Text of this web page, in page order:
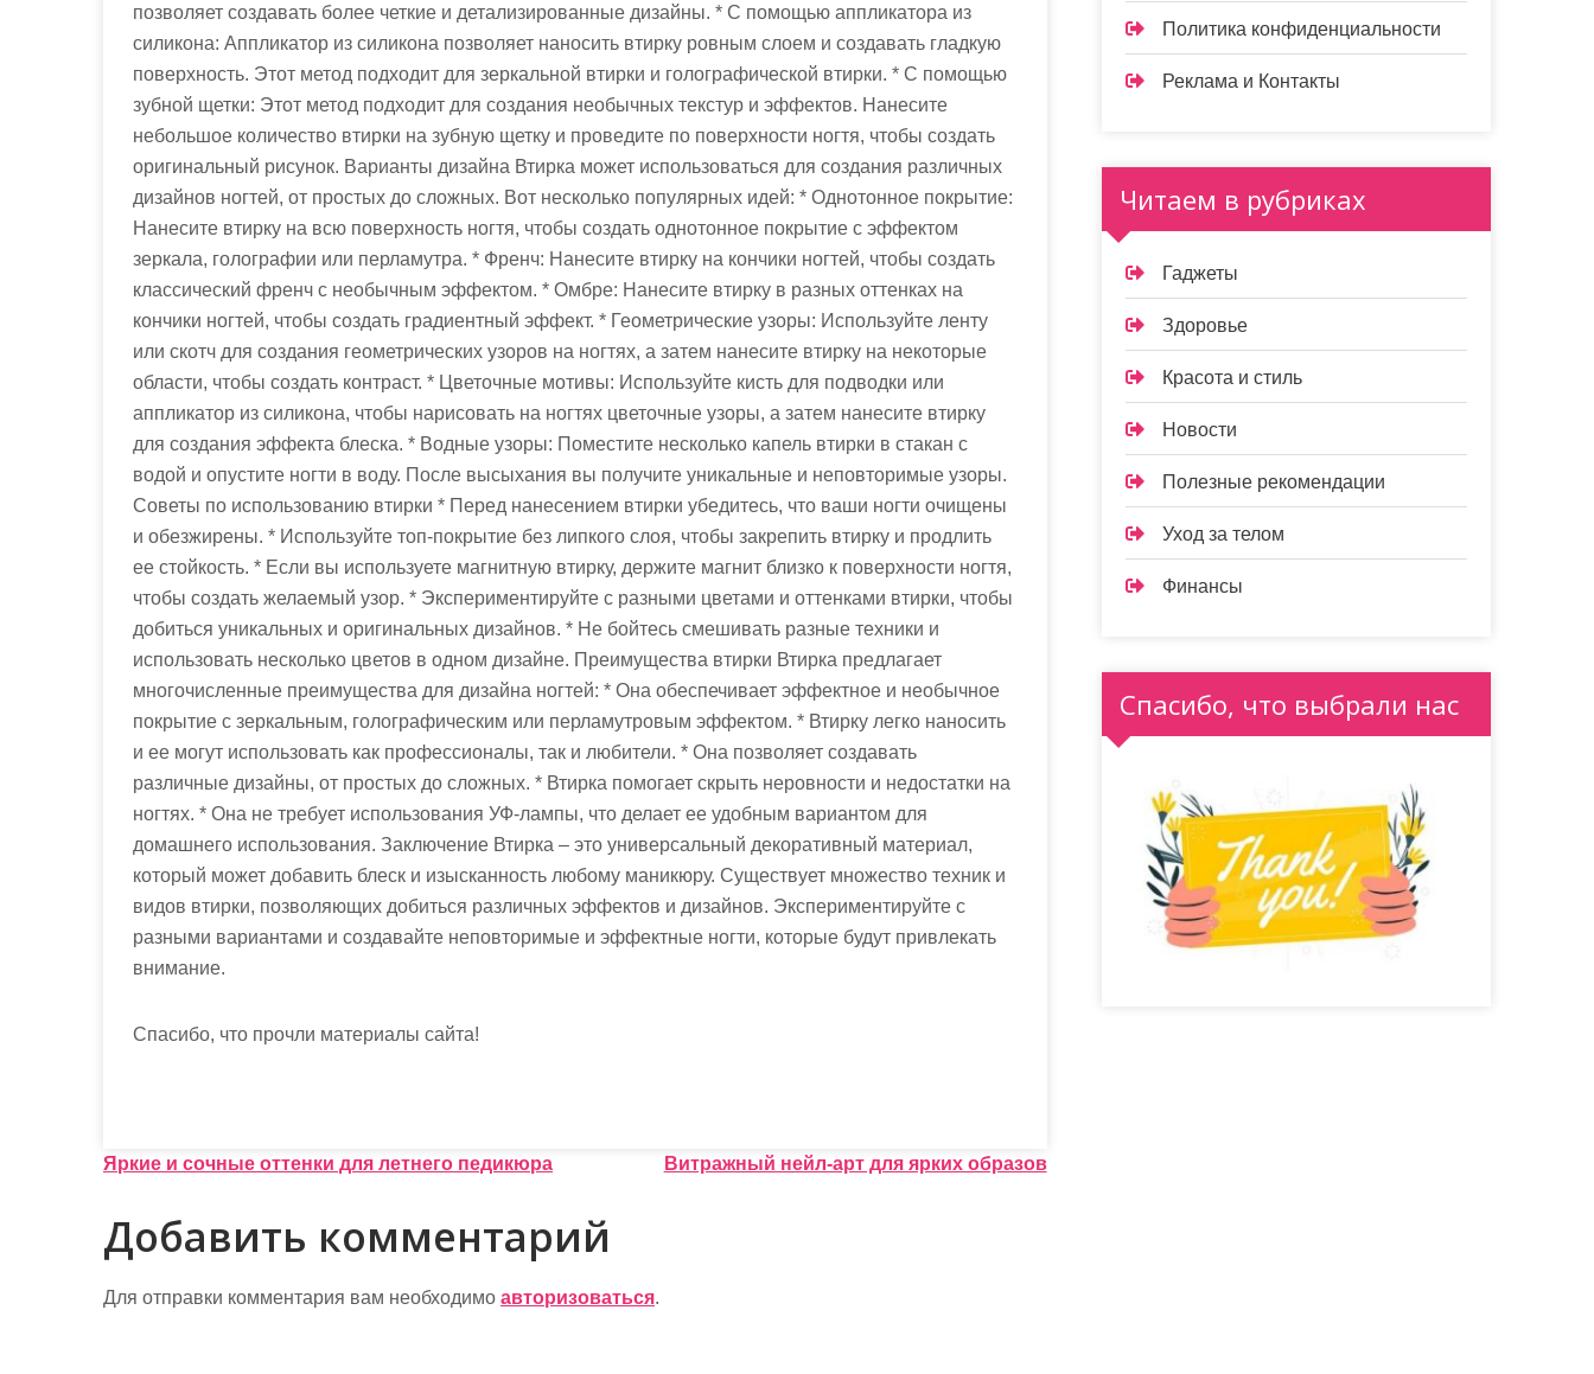
позволяет создавать более четкие и детализированные дизайны. * С помощью аппликатора из
силикона: Аппликатор из силикона позволяет наносить втирку ровным слоем и создавать гладкую
поверхность. Этот метод подходит для зеркальной втирки и голографической втирки. * С помощью
зубной щетки: Этот метод подходит для создания необычных текстур и эффектов. Нанесите
небольшое количество втирки на зубную щетку и проведите по поверхности ногтя, чтобы создать
оригинальный рисунок. Варианты дизайна Втирка может использоваться для создания различных
дизайнов ногтей, от простых до сложных. Вот несколько популярных идей: * Однотонное покрытие:
Нанесите втирку на всю поверхность ногтя, чтобы создать однотонное покрытие с эффектом
зеркала, голографии или перламутра. * Френч: Нанесите втирку на кончики ногтей, чтобы создать
классический френч с необычным эффектом. * Омбре: Нанесите втирку в разных оттенках на
кончики ногтей, чтобы создать градиентный эффект. * Геометрические узоры: Используйте ленту
или скотч для создания геометрических узоров на ногтях, а затем нанесите втирку на некоторые
области, чтобы создать контраст. * Цветочные мотивы: Используйте кисть для подводки или
аппликатор из силикона, чтобы нарисовать на ногтях цветочные узоры, а затем нанесите втирку
для создания эффекта блеска. * Водные узоры: Поместите несколько капель втирки в стакан с
водой и опустите ногти в воду. После высыхания вы получите уникальные и неповторимые узоры.
Советы по использованию втирки * Перед нанесением втирки убедитесь, что ваши ногти очищены
и обезжирены. * Используйте топ-покрытие без липкого слоя, чтобы закрепить втирку и продлить
ее стойкость. * Если вы используете магнитную втирку, держите магнит близко к поверхности ногтя,
чтобы создать желаемый узор. * Экспериментируйте с разными цветами и оттенками втирки, чтобы
добиться уникальных и оригинальных дизайнов. * Не бойтесь смешивать разные техники и
использовать несколько цветов в одном дизайне. Преимущества втирки Втирка предлагает
многочисленные преимущества для дизайна ногтей: * Она обеспечивает эффектное и необычное
покрытие с зеркальным, голографическим или перламутровым эффектом. * Втирку легко наносить
и ее могут использовать как профессионалы, так и любители. * Она позволяет создавать
различные дизайны, от простых до сложных. * Втирка помогает скрыть неровности и недостатки на
ногтях. * Она не требует использования УФ-лампы, что делает ее удобным вариантом для
домашнего использования. Заключение Втирка – это универсальный декоративный материал,
который может добавить блеск и изысканность любому маникюру. Существует множество техник и
видов втирки, позволяющих добиться различных эффектов и дизайнов. Экспериментируйте с
разными вариантами и создавайте неповторимые и эффектные ногти, которые будут привлекать
внимание.
Спасибо, что прочли материалы сайта!
Н
а
в
и
Яркие и сочные оттенки для летнего педикюра Витражный нейл-арт для ярких образов
Добавить комментарий
Для отправки комментария вам необходимо авторизоваться.
Политика конфиденциальности
Реклама и Контакты
Читаем в рубриках
Гаджеты
Здоровье
Красота и стиль
Новости
Полезные рекомендации
Уход за телом
Финансы
Спасибо, что выбрали нас